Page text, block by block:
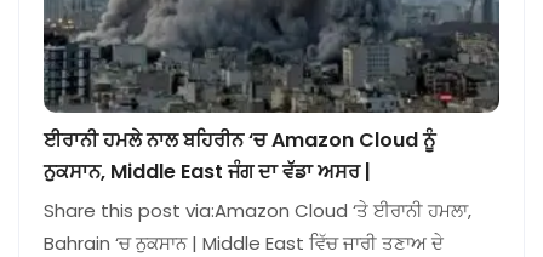
ਈਰਾਨੀ ਹਮਲੇ ਨਾਲ ਬਹਿਰੀਨ ‘ਚ Amazon Cloud ਨੂੰ
ਨੁਕਸਾਨ, Middle East ਜੰਗ ਦਾ ਵੱਡਾ ਅਸਰ |
Share this post via:Amazon Cloud ‘ਤੇ ਈਰਾਨੀ ਹਮਲਾ,
Bahrain ‘ਚ ਨੁਕਸਾਨ | Middle East ਵਿੱਚ ਜਾਰੀ ਤਣਾਅ ਦੇ